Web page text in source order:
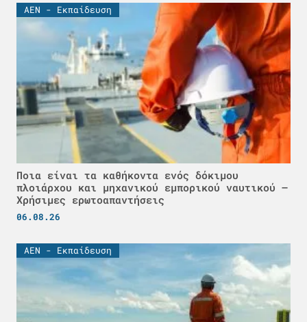
ΑΕΝ - Εκπαίδευση
Ποια είναι τα καθήκοντα ενός δόκιμου
πλοιάρχου και μηχανικού εμπορικού ναυτικού –
Χρήσιμες ερωτοαπαντήσεις
06.08.26
ΑΕΝ - Εκπαίδευση